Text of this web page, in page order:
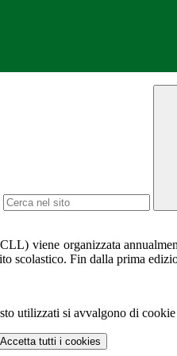
viene organizzata
scolastico. Fin dalla prima
utilizzati si avvalgono di
Accetta tutti i cookies